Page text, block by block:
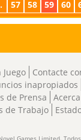
57 58 59 60
Contacte
inapropiados
de Prensa
de Trabajo
Games Limited.